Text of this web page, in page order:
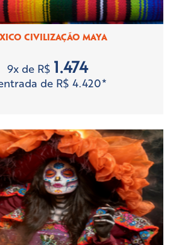
CIVILIZAÇÃO MAYA
9x de R$ 1.474
de R$ 4.420*